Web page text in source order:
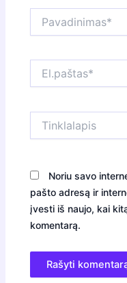
Noriu savo
pašto adresą ir
įvesti iš naujo, kai
komentarą.